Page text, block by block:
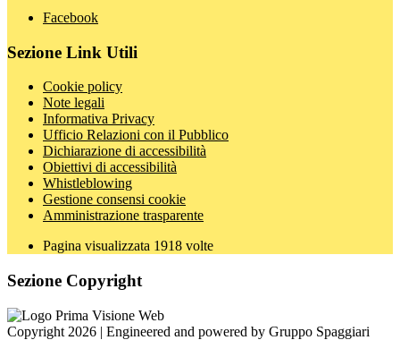
Facebook
Sezione Link Utili
Cookie policy
Note legali
Informativa Privacy
Ufficio Relazioni con il Pubblico
Dichiarazione di accessibilità
Obiettivi di accessibilità
Whistleblowing
Gestione consensi cookie
Amministrazione trasparente
Pagina visualizzata 1918 volte
Sezione Copyright
Copyright 2026 | Engineered and powered by Gruppo Spaggiari